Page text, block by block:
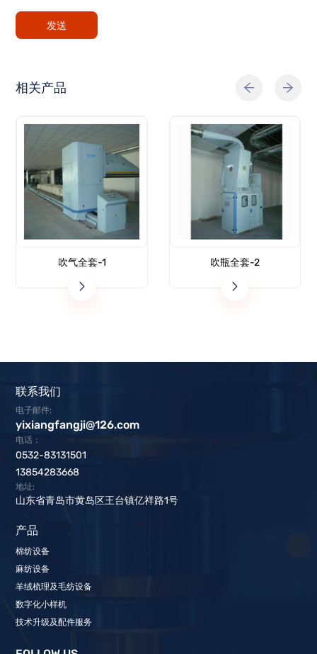
发送
相关产品
吹气全套-1 吹瓶全套-2
联系我们
电子邮件:
yixiangfangji@126.com
电话：
0532-83131501
13854283668
地址:
山东省青岛市黄岛区王台镇亿祥路1号
产品
棉纺设备
麻纺设备
羊绒梳理及毛纺设备
数字化小样机
技术升级及配件服务